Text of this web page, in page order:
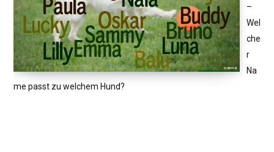
–
Wel
che
r
Na
me passt zu welchem Hund?